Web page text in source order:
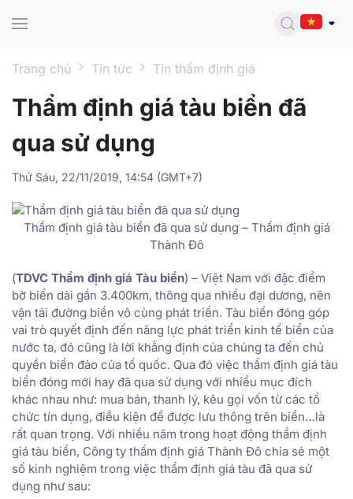
Trang chủ Tin tức Tin thẩm định giá
Thẩm định giá tàu biển đã
qua sử dụng
Thứ Sáu, 22/11/2019, 14:54 (GMT+7)
Thẩm định giá tàu biển đã qua sử dụng – Thẩm định giá
Thành Đô
(TDVC Thẩm định giá Tàu biển) – Việt Nam với đặc điểm
bờ biển dài gần 3.400km, thông qua nhiều đại dương, nên
vận tải đường biển vô cùng phát triển. Tàu biển đóng góp
vai trò quyết định đến năng lực phát triển kinh tế biển của
nước ta, đó cũng là lời khẳng định của chúng ta đến chủ
quyền biển đảo của tổ quốc. Qua đó việc thẩm định giá tàu
biển đóng mới hay đã qua sử dụng với nhiều mục đích
khác nhau như: mua bán, thanh lý, kêu gọi vốn từ các tổ
chức tín dụng, điều kiện để được lưu thông trên biển…là
rất quan trọng. Với nhiều năm trong hoạt động thẩm định
giá tàu biển, Công ty thẩm định giá Thành Đô chia sẻ một
số kinh nghiệm trong việc thẩm định giá tàu đã qua sử
dụng như sau: